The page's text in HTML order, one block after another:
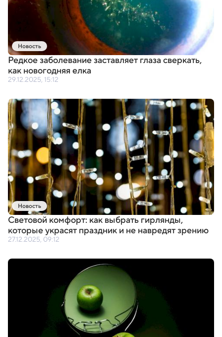
Новость
Редкое заболевание заставляет глаза сверкать,
как новогодняя елка
29.12.2025, 15:12
Новость
Световой комфорт: как выбрать гирлянды,
которые украсят праздник и не навредят зрению
27.12.2025, 09:12